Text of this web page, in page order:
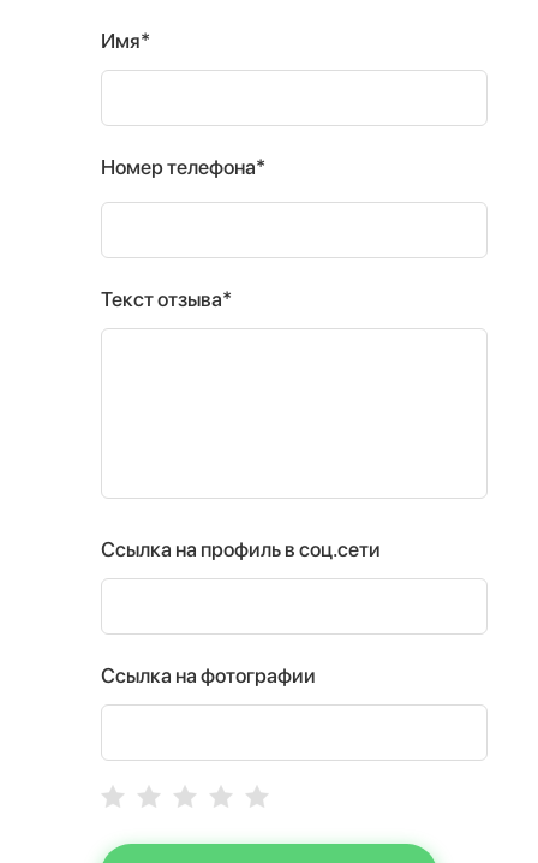
Имя*
Номер телефона*
Текст отзыва*
Ссылка на профиль в соц.сети
Ссылка на фотографии